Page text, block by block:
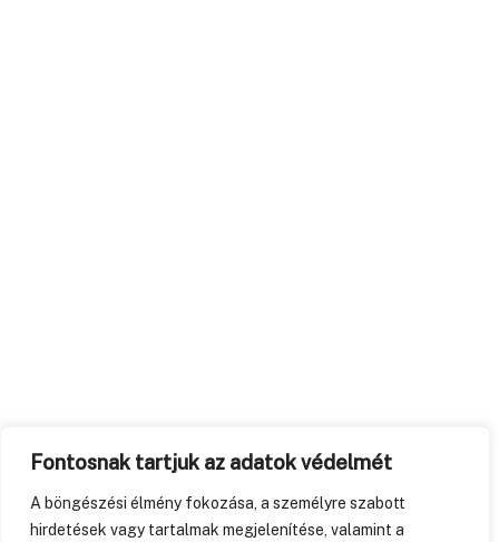
Fontosnak tartjuk az adatok védelmét
A böngészési élmény fokozása, a személyre szabott
hirdetések vagy tartalmak megjelenítése, valamint a